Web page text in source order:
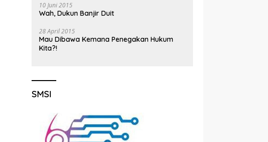
10 Juni 2015
Wah, Dukun Banjir Duit
28 April 2015
Mau Dibawa Kemana Penegakan Hukum
Kita?!
SMSI